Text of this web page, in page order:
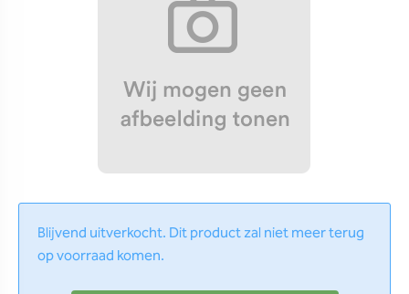
Blijvend uitverkocht. Dit product zal niet meer terug
op voorraad komen.